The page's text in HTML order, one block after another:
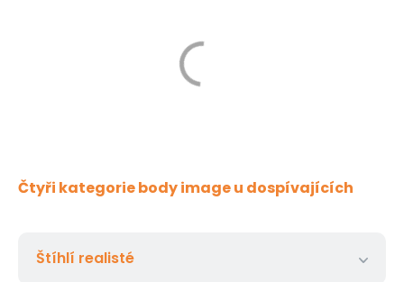
Čtyři kategorie body image u dospívajících
Štíhlí realisté